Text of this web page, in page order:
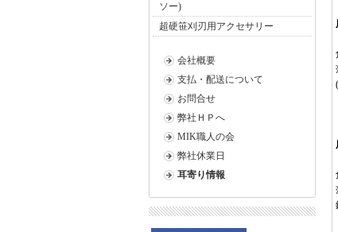
ソー)
超硬笹刈刃用アクセサリー
会社概要
支払・配送について
お問合せ
弊社ＨＰへ
MIK職人の会
弊社休業日
耳寄り情報